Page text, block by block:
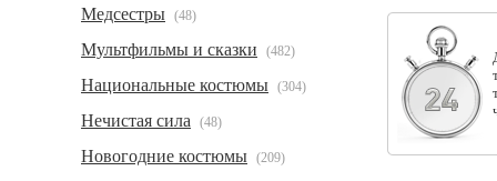
Медсестры (48)
Мультфильмы и сказки (482)
Национальные костюмы (304)
Нечистая сила (48)
Новогодние костюмы (209)